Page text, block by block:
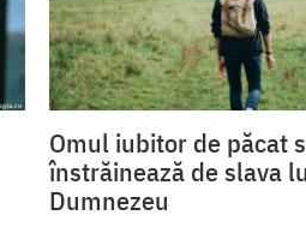
Omul iubitor de păcat
înstrăinează de slava
Dumnezeu